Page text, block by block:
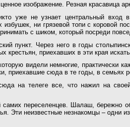
изображение. Резная красавица
уже не узнает центральный вход
избушек, ни грязевой топи с коровой
с шиком, который посреди
пункт. Через него в годы
крестьян, приехавших в эти края
видели немногие, практически
приехавшие сюда в те годы, в семьях
на телеге все, что нажил на
самих переселенцев. Шалаш, бережно
Эти неизвестные незнакомцы – одни